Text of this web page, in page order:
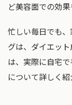
ど美容面での効果
忙しい毎日でも
グは、ダイエッ
は、実際に自宅
について詳しく紹